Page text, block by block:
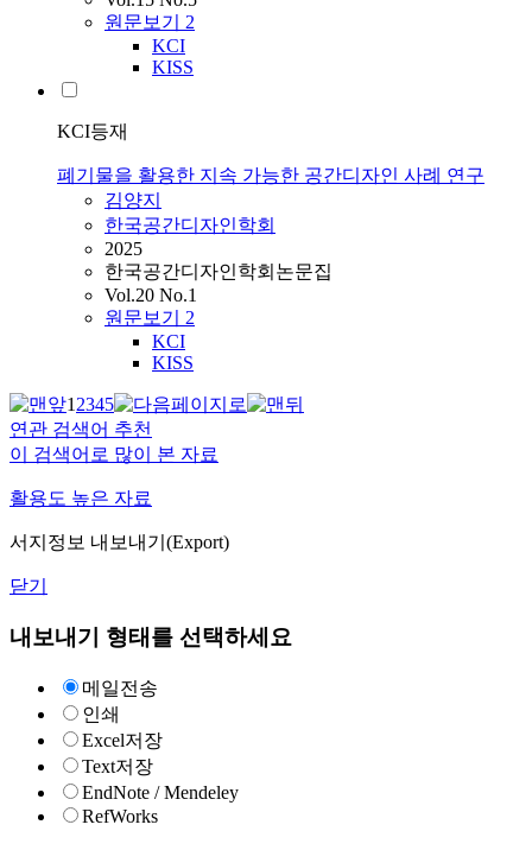
원문보기 2
KCI
KISS
KCI등재
폐기물을 활용한 지속 가능한 공간디자인 사례 연구
김양지
한국공간디자인학회
2025
한국공간디자인학회논문집
Vol.20 No.1
원문보기 2
KCI
KISS
12345
연관 검색어 추천
이 검색어로 많이 본 자료
활용도 높은 자료
서지정보 내보내기(Export)
닫기
내보내기 형태를 선택하세요
메일전송
인쇄
Excel저장
Text저장
EndNote / Mendeley
RefWorks